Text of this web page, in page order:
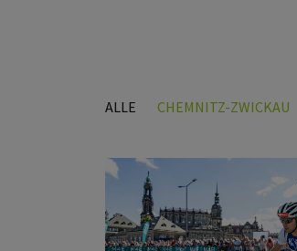
ALLE CHEMNITZ-ZWICKAU